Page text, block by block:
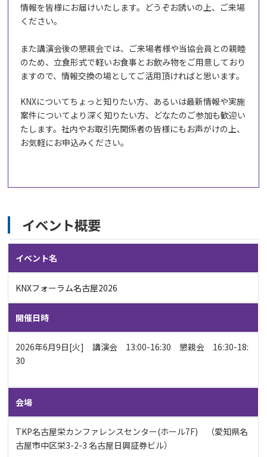
情報を皆様にお届けいたします。どうぞお誘いの上、ご来場
ください。
また講演会後の懇親会では、ご来場者様や当協会員との親睦
のため、立食形式で軽いお食事とお飲み物をご用意しており
ますので、情報交換の場としてご活用頂ければと思います。
KNXについてちょっと知りたい方、あるいは最新情報や実施
案件についてより深く知りたい方、どなたのご参加も歓迎い
たします。社内やお取引先関係者の皆様にもお声がけの上、
お気軽にお申込みください。
イベント概要
イベント名
KNXフォーラム名古屋2026
開催日時
2026年6月9日[火] 講演会 13:00-16:30 懇親会 16:30-18:
30
会場
TKP名古屋栄カンファレンスセンター(ホール7F) （愛知県名
古屋市中区栄3-2-3 名古屋日興証券ビル）